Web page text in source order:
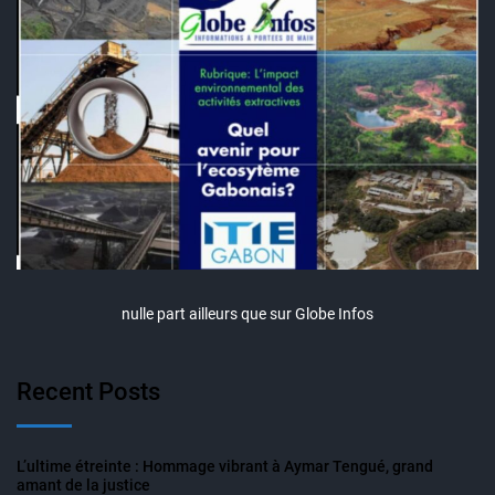
nulle part ailleurs que sur Globe Infos
Recent Posts
L’ultime étreinte : Hommage vibrant à Aymar Tengué, grand
amant de la justice